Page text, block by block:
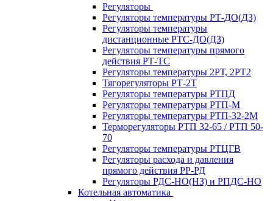
Регуляторы
Регуляторы температуры РТ-ДО(ДЗ)
Регуляторы температуры
дистанционные РТС-ДО(ДЗ)
Регуляторы температуры прямого
действия РТ-ТС
Регуляторы температуры 2РТ, 2РT2
Тягорегуляторы РТ-2Т
Регуляторы температуры РТПД
Регуляторы температуры РТП-M
Регуляторы температуры РТП-32-2М
Терморегуляторы РТП 32-65 / РТП 50-
70
Регуляторы температуры РТЦГВ
Регуляторы расхода и давления
прямого действия РР-РД
Регуляторы РДС-НО(НЗ) и РПДС-НО
Котельная автоматика